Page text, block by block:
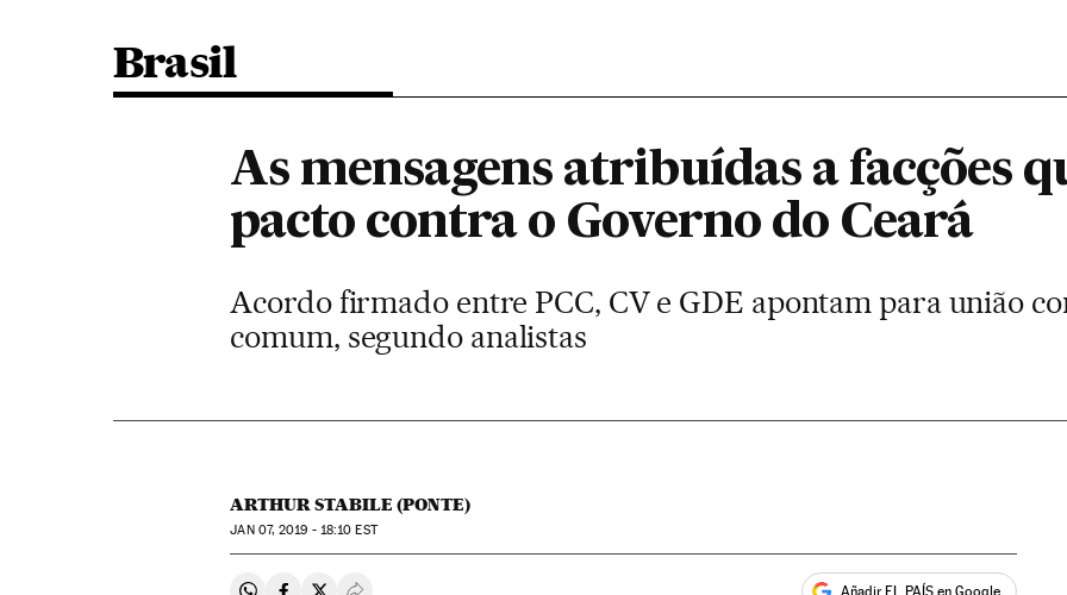
Brasil
As mensagens atribuídas a facções
pacto contra o Governo do Ceará
Acordo firmado entre PCC, CV e GDE apontam para união
comum, segundo analistas
ARTHUR STABILE (PONTE)
JAN07, 2019 - 18:10 EST
Añadir EL PAÍS en Google